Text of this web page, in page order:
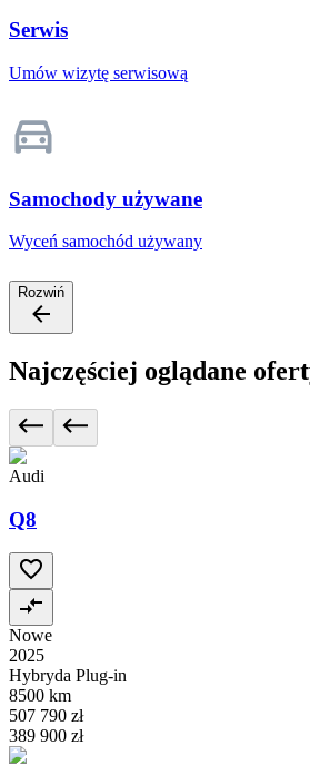
Serwis
Umów wizytę serwisową
Samochody używane
Wyceń samochód używany
Rozwiń
Najczęściej oglądane
Audi
Q8
Nowe
2025
Hybryda Plug-in
8500 km
507 790 zł
389 900 zł